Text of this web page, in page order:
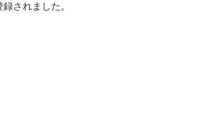
録されました。